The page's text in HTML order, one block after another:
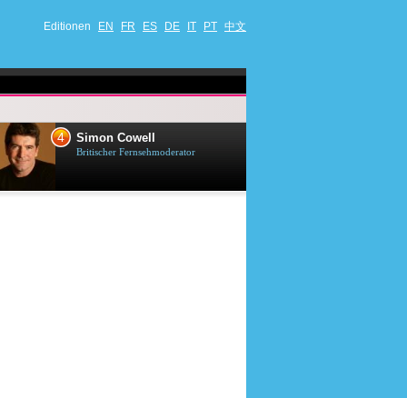
Editionen EN FR ES DE IT PT 中文
4 Simon Cowell
Britischer Fernsehmoderator